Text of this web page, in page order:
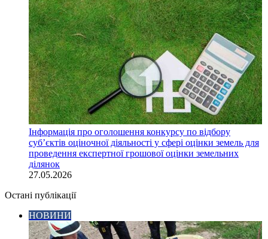
Інформація про оголошення конкурсу по відбору
суб’єктів оціночної діяльності у сфері оцінки земель для
проведення експертної грошової оцінки земельних
ділянок
27.05.2026
Остані публікації
НОВИНИ